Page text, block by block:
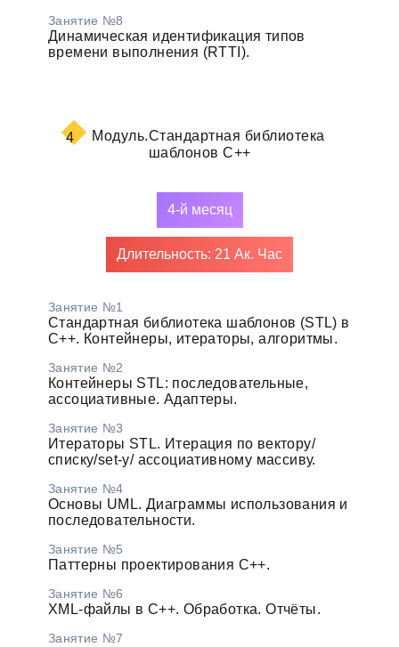
Занятие №8
Динамическая идентификация типов
времени выполнения (RTTI).
4 Модуль.Стандартная библиотека
шаблонов С++
4-й месяц
Длительность: 21 Ак. Час
Занятие №1
Стандартная библиотека шаблонов (STL) в
С++. Контейнеры, итераторы, алгоритмы.
Занятие №2
Контейнеры STL: последовательные,
ассоциативные. Адаптеры.
Занятие №3
Итераторы STL. Итерация по вектору/
списку/set-y/ ассоциативному массиву.
Занятие №4
Основы UML. Диаграммы использования и
последовательности.
Занятие №5
Паттерны проектирования С++.
Занятие №6
XML-файлы в С++. Обработка. Отчёты.
Занятие №7